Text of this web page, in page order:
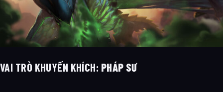
VAI TRÒ KHUYẾN KHÍCH: PHÁP SƯ